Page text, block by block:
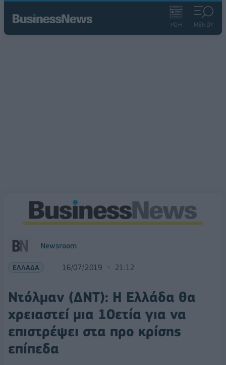
ΡΟΗ ΜΕΝΟΥ
Newsroom
ΕΛΛΑΔΑ 16/07/2019 21:12
Ντόλμαν (ΔΝΤ): Η Ελλάδα θα
χρειαστεί μια 10ετία για να
επιστρέψει στα προ κρίσης
επίπεδα